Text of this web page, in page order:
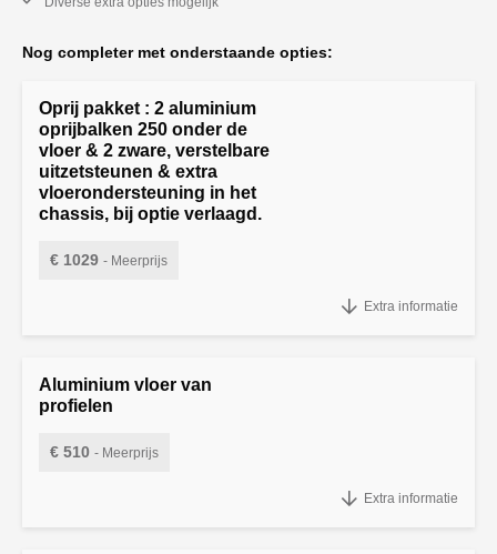
Nog completer met onderstaande opties:
Oprij pakket : 2 aluminium
oprijbalken 250 onder de
vloer & 2 zware, verstelbare
uitzetsteunen & extra
vloerondersteuning in het
chassis, bij optie verlaagd.
€ 1029 - Meerprijs
verstelbare uitzetsteunen & extra vloerondersteuning in het chassis,
Extra informatie
Aluminium vloer van
profielen
€ 510 - Meerprijs
Extra informatie